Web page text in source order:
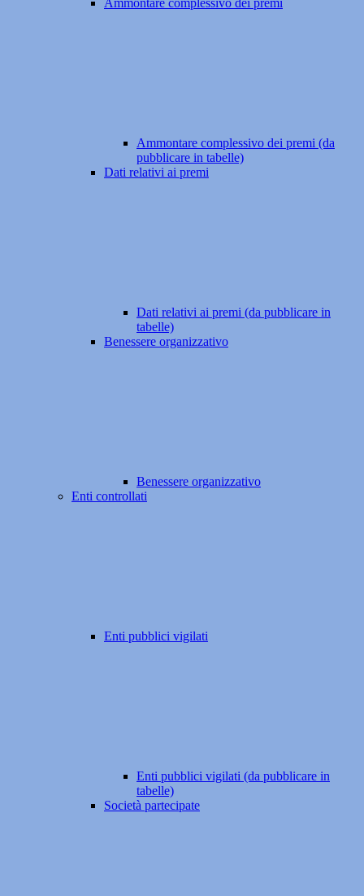
Ammontare complessivo dei premi
Ammontare complessivo dei premi (da
pubblicare in tabelle)
Dati relativi ai premi
Dati relativi ai premi (da pubblicare in
tabelle)
Benessere organizzativo
Benessere organizzativo
Enti controllati
Enti pubblici vigilati
Enti pubblici vigilati (da pubblicare in
tabelle)
Società partecipate